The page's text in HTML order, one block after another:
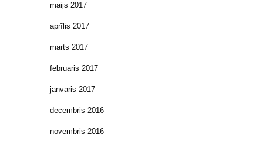
maijs 2017
aprīlis 2017
marts 2017
februāris 2017
janvāris 2017
decembris 2016
novembris 2016